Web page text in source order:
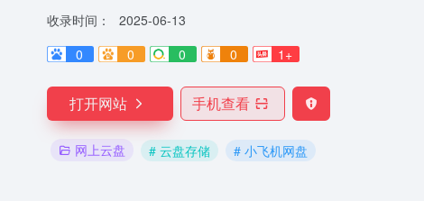
收录时间：
2025-06-13
0
0 0 0 1+
打开网站 手机查看
网上云盘 # 云盘存储 # 小飞机网盘